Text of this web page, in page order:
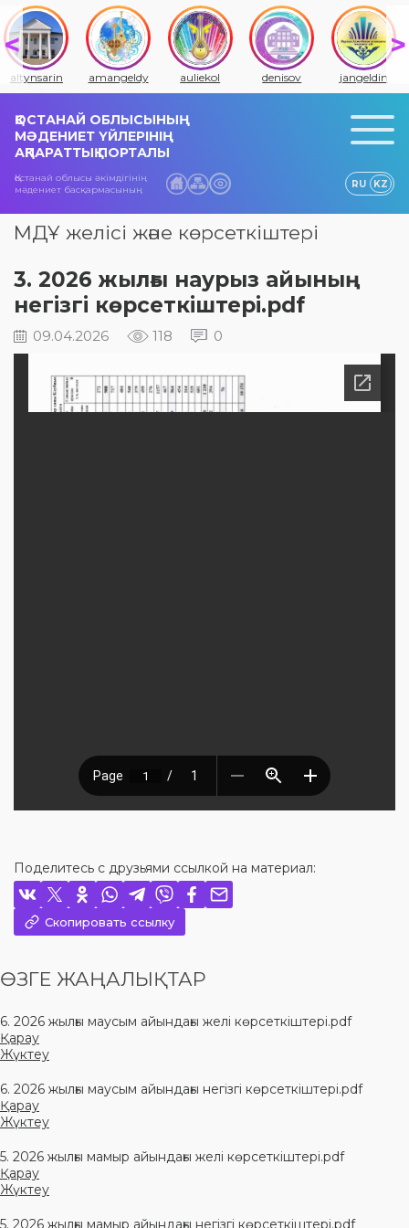
altynsarin amangeldy auliekol denisov jangeldin
ҚОСТАНАЙ ОБЛЫСЫНЫҢ
МӘДЕНИЕТ ҮЙЛЕРІНІҢ
АҚПАРАТТЫҚ ПОРТАЛЫ
Қостанай облысы әкімдігінің
мәдениет басқармасының
RU KZ
МДҰ желісі және көрсеткіштері
3. 2026 жылғы наурыз айының
негізгі көрсеткіштері.pdf
09.04.2026 118 0
Поделитесь с друзьями ссылкой на материал:
Скопировать ссылку
ӨЗГЕ ЖАҢАЛЫҚТАР
6. 2026 жылғы маусым айындағы желі көрсеткіштері.pdf
Қарау
Жүктеу
6. 2026 жылғы маусым айындағы негізгі көрсеткіштері.pdf
Қарау
Жүктеу
5. 2026 жылғы мамыр айындағы желі көрсеткіштері.pdf
Қарау
Жүктеу
5. 2026 жылғы мамыр айындағы негізгі көрсеткіштері.pdf